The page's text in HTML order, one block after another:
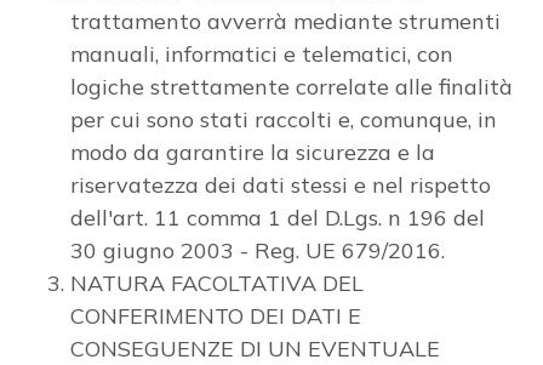
trattamento avverrà mediante strumenti
manuali, informatici e telematici, con
logiche strettamente correlate alle finalità
per cui sono stati raccolti e, comunque, in
modo da garantire la sicurezza e la
riservatezza dei dati stessi e nel rispetto
dell'art. 11 comma 1 del D.Lgs. n 196 del
30 giugno 2003 - Reg. UE 679/2016.
NATURA FACOLTATIVA DEL
CONFERIMENTO DEI DATI E
CONSEGUENZE DI UN EVENTUALE
4